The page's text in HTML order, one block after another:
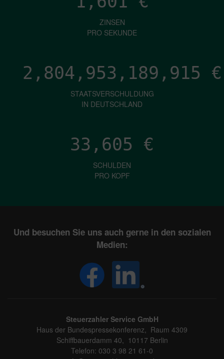
ZINSEN
PRO SEKUNDE
2,804,953,191,607 €
STAATSVERSCHULDUNG
IN DEUTSCHLAND
33,605 €
SCHULDEN
PRO KOPF
Und besuchen Sie uns auch gerne in den sozialen
Medien:
Steuerzahler Service GmbH
Haus der Bundespressekonferenz, Raum 4309
Schiffbauerdamm 40, 10117 Berlin
Telefon: 030 3 98 21 61-0